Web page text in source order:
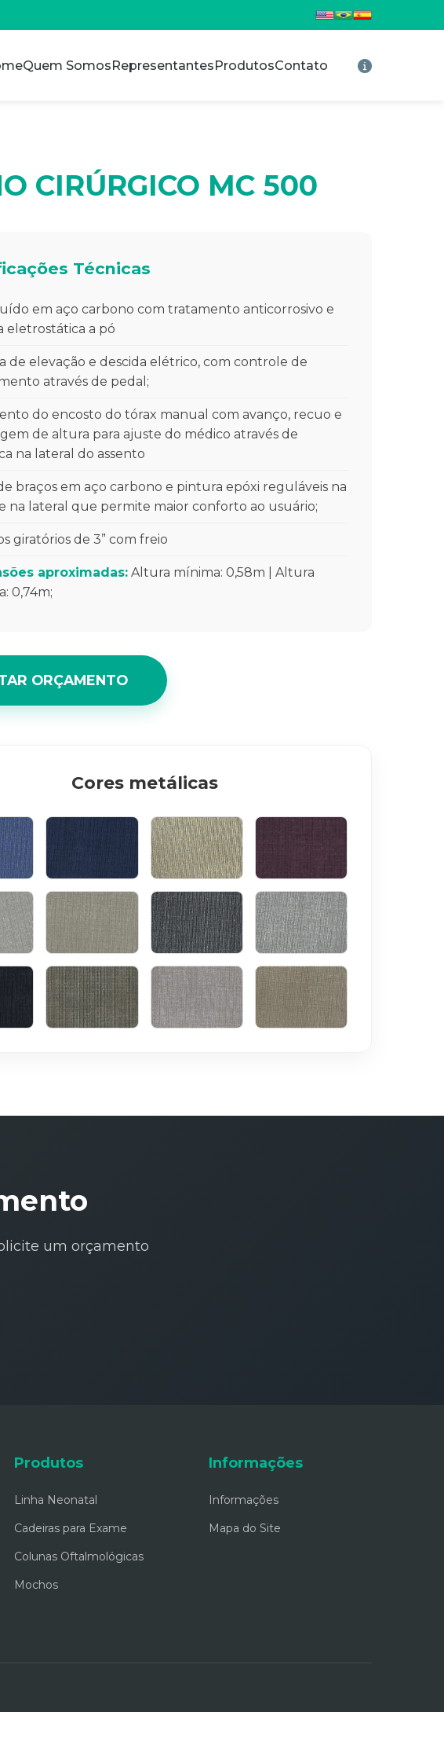
Quem SomosRepresentantesProdutosContato
CIRÚRGICO MC 500
Técnicas
em aço carbono com tratamento anticorrosivo e
eletrostática a pó
de elevação e descida elétrico, com controle de
através de pedal;
do encosto do tórax manual com avanço, recuo e
de altura para ajuste do médico através de
na lateral do assento
braços em aço carbono e pintura epóxi reguláveis na
na lateral que permite maior conforto ao usuário;
giratórios de 3” com freio
aproximadas: Altura mínima: 0,58m | Altura
0,74m;
ORÇAMENTO
Cores metálicas
MARINHO BEGE BORDÔ
BRUMA GRAFITE PÉROLA
um orçamento
Produtos
Linha Neonatal
Cadeiras para Exame
Colunas Oftalmológicas
Mochos
Informações
Informações
Mapa do Site